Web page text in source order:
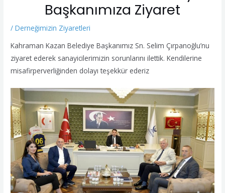
Başkanımıza Ziyaret
/Derneğimizin Ziyaretleri
Kahraman Kazan Belediye Başkanımız Sn. Selim Çırpanoğlu’nu
ziyaret ederek sanayicilerimizin sorunlarını ilettik. Kendilerine
misafirperverliğinden dolayı teşekkür ederiz